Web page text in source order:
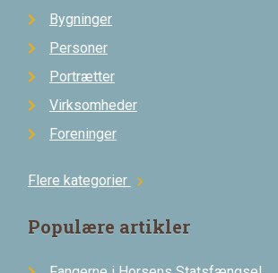
Bygninger
Personer
Portrætter
Virksomheder
Foreninger
Flere kategorier chevron_right
Populære artikler